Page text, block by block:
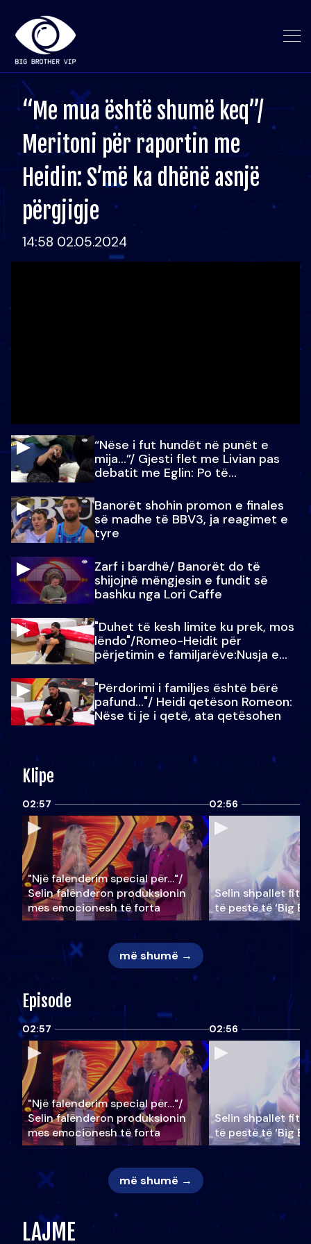
“Me mua është shumë keq”/
Meritoni për raportin me
Heidin: S’më ka dhënë asnjë
përgjigje
14:58 02.05.2024
“Nëse i fut hundët në punët e
mija…”/ Gjesti flet me Livian pas
debatit me Eglin: Po të
Banorët shohin promon e finales
së madhe të BBV3, ja reagimet e
tyre
Zarf i bardhë/ Banorët do të
shijojnë mëngjesin e fundit së
bashku nga Lori Caffe
"Duhet të kesh limite ku prek, mos
lëndo"/Romeo-Heidit për
përjetimin e familjarëve:Nusja e
"Përdorimi i familjes është bërë
pafund…"/ Heidi qetëson Romeon:
Nëse ti je i qetë, ata qetësohen
Klipe
02:57
"Një falenderim special për…"/
Selin falënderon produksionin
mes emocionesh të forta
02:56
Selin shpallet
të pestë të ‘Big
më shumë →
Episode
02:57
"Një falenderim special për…"/
Selin falënderon produksionin
mes emocionesh të forta
02:56
Selin shpallet
të pestë të ‘Big
më shumë →
LAJME